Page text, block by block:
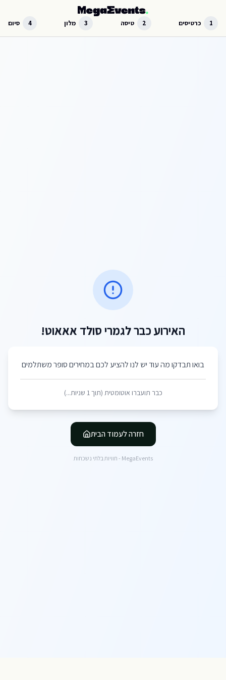
1 כרטיסים 2 טיסה 3 מלון 4 סיום
האירוע כבר לגמרי סולד אאאוט!
בואו תבדקו מה עוד יש לנו להציע לכם במחירים סופר משתלמים
כבר תועברו אוטומטית (תוך 1 שניות...)
חזרה לעמוד הבית
MegaEvents - חוויות בלתי נשכחות